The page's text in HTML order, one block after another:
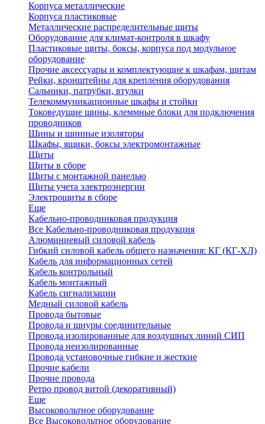
Корпуса металлические
Корпуса пластиковые
Металлические распределительные щиты
Оборудование для климат-контроля в шкафу
Пластиковые щиты, боксы, корпуса под модульное
оборудование
Прочие аксессуары и комплектующие к шкафам, щитам
Рейки, кронштейны для крепления оборудования
Сальники, патрубки, втулки
Телекоммуникационные шкафы и стойки
Токоведущие шины, клеммные блоки для подключения
проводников
Шины и шинные изоляторы
Шкафы, ящики, боксы электромонтажные
Щиты
Щиты в сборе
Щиты с монтажной панелью
Щиты учета электроэнергии
Электрощиты в сборе
Еще
Кабельно-проводниковая продукция
Все Кабельно-проводниковая продукция
Алюминиевый силовой кабель
Гибкий силовой кабель общего назначения: КГ (КГ-ХЛ)
Кабель для информационных сетей
Кабель контрольный
Кабель монтажный
Кабель сигнализации
Медный силовой кабель
Провода бытовые
Провода и шнуры соединительные
Провода изолированные для воздушных линий СИП
Провода неизолированные
Провода установочные гибкие и жесткие
Прочие кабели
Прочие провода
Ретро провод витой (декоративный)
Еще
Высоковольтное оборудование
Все Высоковольтное оборудование